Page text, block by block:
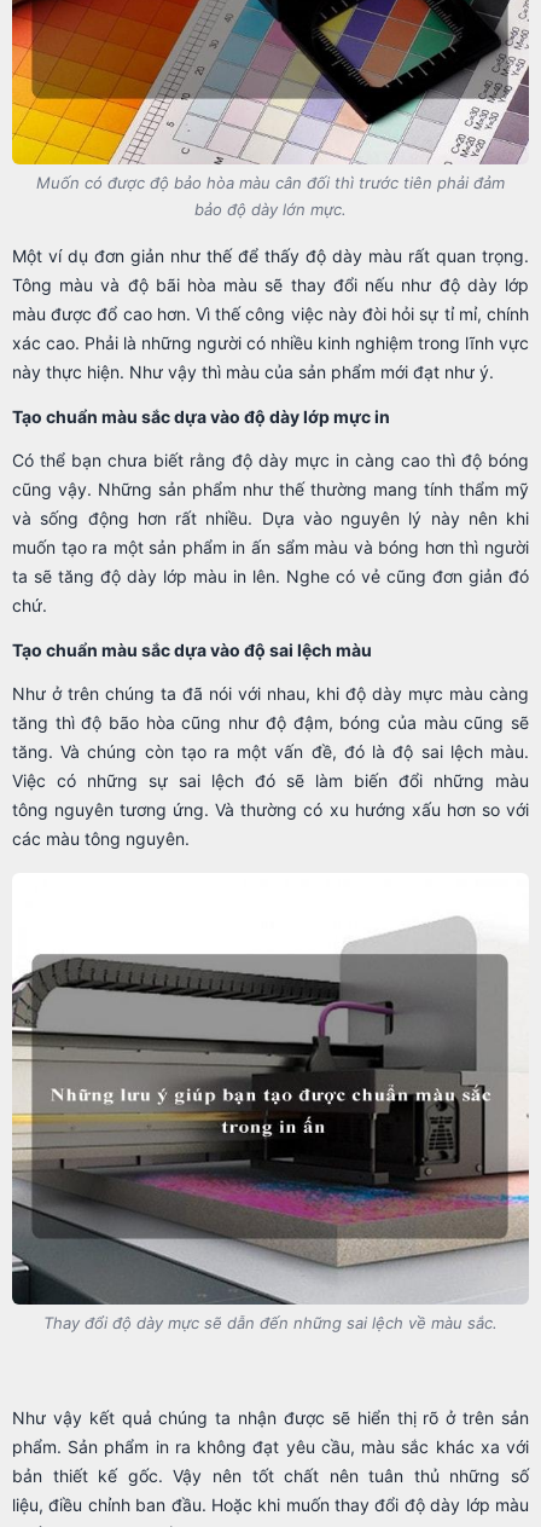
Muốn có được độ bảo hòa màu cân đối thì trước tiên phải đảm
bảo độ dày lớn mực.
Một ví dụ đơn giản như thế để thấy độ dày màu rất quan trọng.
Tông màu và độ bãi hòa màu sẽ thay đổi nếu như độ dày lớp
màu được đổ cao hơn. Vì thế công việc này đòi hỏi sự tỉ mỉ, chính
xác cao. Phải là những người có nhiều kinh nghiệm trong lĩnh vực
này thực hiện. Như vậy thì màu của sản phẩm mới đạt như ý.
Tạo chuẩn màu sắc dựa vào độ dày lớp mực in
Có thể bạn chưa biết rằng độ dày mực in càng cao thì độ bóng
cũng vậy. Những sản phẩm như thế thường mang tính thẩm mỹ
và sống động hơn rất nhiều. Dựa vào nguyên lý này nên khi
muốn tạo ra một sản phẩm in ấn sẩm màu và bóng hơn thì người
ta sẽ tăng độ dày lớp màu in lên. Nghe có vẻ cũng đơn giản đó
chứ.
Tạo chuẩn màu sắc dựa vào độ sai lệch màu
Như ở trên chúng ta đã nói với nhau, khi độ dày mực màu càng
tăng thì độ bão hòa cũng như độ đậm, bóng của màu cũng sẽ
tăng. Và chúng còn tạo ra một vấn đề, đó là độ sai lệch màu.
Việc có những sự sai lệch đó sẽ làm biến đổi những màu
tông nguyên tương ứng. Và thường có xu hướng xấu hơn so với
các màu tông nguyên.
Thay đổi độ dày mực sẽ dẫn đến những sai lệch về màu sắc.
Như vậy kết quả chúng ta nhận được sẽ hiển thị rõ ở trên sản
phẩm. Sản phẩm in ra không đạt yêu cầu, màu sắc khác xa với
bản thiết kế gốc. Vậy nên tốt chất nên tuân thủ những số
liệu, điều chỉnh ban đầu. Hoặc khi muốn thay đổi độ dày lớp màu